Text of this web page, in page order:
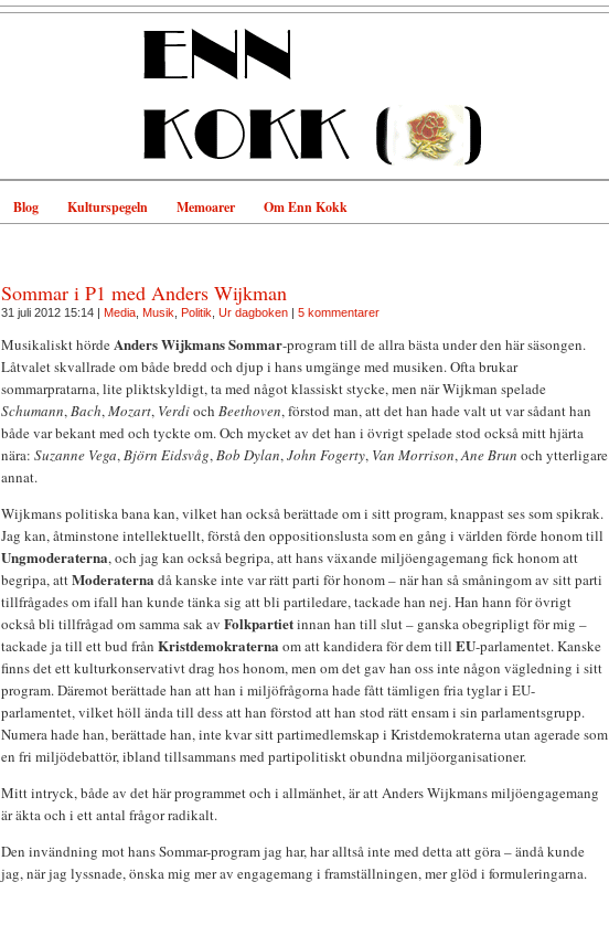
Blog Kulturspegeln Memoarer Om Enn Kokk
Sommar i P1 med Anders Wijkman
31 juli 2012 15:14 | Media, Musik Politik Ur dagboken| 5 kommentarer
Musikaliskt hördeAnders WijkmansSommar-program till de allra bästa under den här säsongen.
Låtvalet skvallrade om både bredd och djup i hans umgänge med musiken. Ofta brukar
sommarpratarna, lite pliktskyldigt, ta med något klassiskt stycke, men när Wijkman spelade
Schumann,Bach,Mozart, Verdioch Beethoven, förstod man, att det han hade valt ut var sådant han
både var bekant med och tyckte om. Och mycket av det han i övrigt spelade stod också mitt hjärta
nära: Suzanne Vega,Björn Eidsvåg,Bob Dylan,John Fogerty, Van Morrison,Ane Brun och ytterligare
annat.
Wijkmans politiska bana kan, vilket han också berättade om i sitt program, knappast ses som spikrak.
Jag kan, åtminstone intellektuellt, förstå den oppositionslusta som en gång i världen förde honom till
Ungmoderaterna, och jag kan också begripa, att hans växande miljöengagemang fick honom att
begripa, attModeraterna då kanske inte var rätt parti för honom – när han så småningom av sitt parti
tillfrågades om ifall han kunde tänka sig att bli partiledare, tackade han nej. Han hann för övrigt
också bli tillfrågad om samma sak av Folkpartietinnan han till slut – ganska obegripligt för mig –
tackade ja till ett bud från Kristdemokraterna om att kandidera för dem till EU-parlamentet. Kanske
finns det ett kulturkonservativt drag hos honom, men om det gav han oss inte någon vägledning i sitt
program. Däremot berättade han att han i miljöfrågorna hade fått tämligen fria tyglar i EU-
parlamentet, vilket höll ända till dess att han förstod att han stod rätt ensam i sin parlamentsgrupp.
Numera hade han, berättade han, inte kvar sitt partimedlemskap i Kristdemokraterna utan agerade som
en fri miljödebattör, ibland tillsammans med partipolitiskt obundna miljöorganisationer.
Mitt intryck, både av det här programmet och i allmänhet, är att Anders Wijkmans miljöengagemang
är äkta och i ett antal frågor radikalt.
Den invändning mot hans Sommar-program jag har, har alltså inte med detta att göra – ändå kunde
jag, när jag lyssnade, önska mig mer av engagemang i framställningen, mer glöd i formuleringarna.